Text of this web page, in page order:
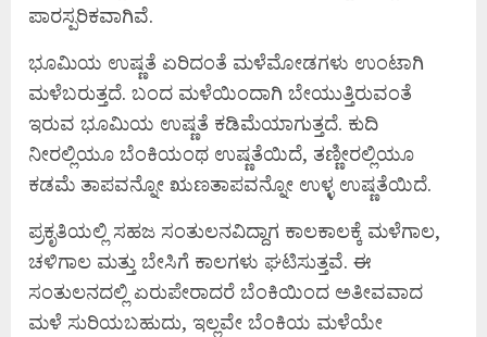
ಪಾರಸ್ಪರಿಕವಾಗಿವೆ.
ಭೂಮಿಯ ಉಷ್ಣತೆ ಏರಿದಂತೆ ಮಳೆಮೋಡಗಳು ಉಂಟಾಗಿ
ಮಳೆಬರುತ್ತದೆ. ಬಂದ ಮಳೆಯಿಂದಾಗಿ ಬೇಯುತ್ತಿರುವಂತೆ
ಇರುವ ಭೂಮಿಯ ಉಷ್ಣತೆ ಕಡಿಮೆಯಾಗುತ್ತದೆ. ಕುದಿ
ನೀರಲ್ಲಿಯೂ ಬೆಂಕಿಯಂಥ ಉಷ್ಣತೆಯಿದೆ, ತಣ್ಣೀರಲ್ಲಿಯೂ
ಕಡಮೆ ತಾಪವನ್ನೋ ಋಣತಾಪವನ್ನೋ ಉಳ್ಳ ಉಷ್ಣತೆಯಿದೆ.
ಪ್ರಕೃತಿಯಲ್ಲಿ ಸಹಜ ಸಂತುಲನವಿದ್ದಾಗ ಕಾಲಕಾಲಕ್ಕೆ ಮಳೆಗಾಲ,
ಚಳಿಗಾಲ ಮತ್ತು ಬೇಸಿಗೆ ಕಾಲಗಳು ಘಟಿಸುತ್ತವೆ. ಈ
ಸಂತುಲನದಲ್ಲಿ ಏರುಪೇರಾದರೆ ಬೆಂಕಿಯಿಂದ ಅತೀವವಾದ
ಮಳೆ ಸುರಿಯಬಹುದು, ಇಲ್ಲವೇ ಬೆಂಕಿಯ ಮಳೆಯೇ